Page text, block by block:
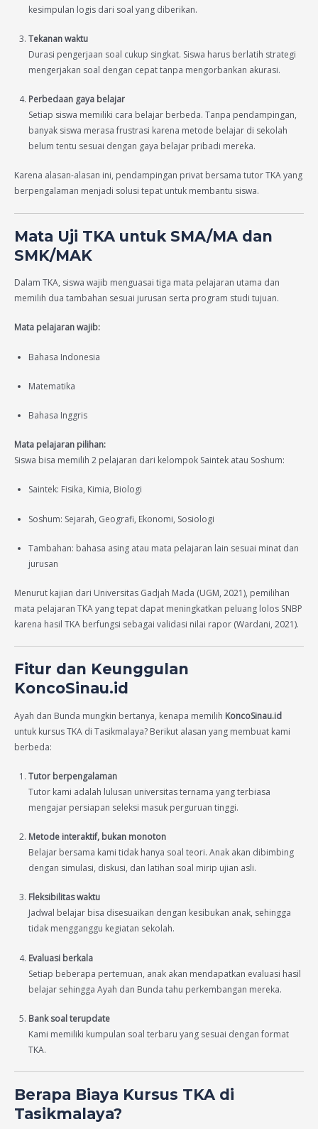
kesimpulan logis dari soal yang diberikan.
Tekanan waktu
Durasi pengerjaan soal cukup singkat. Siswa harus berlatih strategi
mengerjakan soal dengan cepat tanpa mengorbankan akurasi.
Perbedaan gaya belajar
Setiap siswa memiliki cara belajar berbeda. Tanpa pendampingan,
banyak siswa merasa frustrasi karena metode belajar di sekolah
belum tentu sesuai dengan gaya belajar pribadi mereka.
Karena alasan-alasan ini, pendampingan privat bersama tutor TKA yang
berpengalaman menjadi solusi tepat untuk membantu siswa.
Mata Uji TKA untuk SMA/MA dan
SMK/MAK
Dalam TKA, siswa wajib menguasai tiga mata pelajaran utama dan
memilih dua tambahan sesuai jurusan serta program studi tujuan.
Mata pelajaran wajib:
Bahasa Indonesia
Matematika
Bahasa Inggris
Mata pelajaran pilihan:
Siswa bisa memilih 2 pelajaran dari kelompok Saintek atau Soshum:
Saintek: Fisika, Kimia, Biologi
Soshum: Sejarah, Geografi, Ekonomi, Sosiologi
Tambahan: bahasa asing atau mata pelajaran lain sesuai minat dan
jurusan
Menurut kajian dari Universitas Gadjah Mada (UGM, 2021), pemilihan
mata pelajaran TKA yang tepat dapat meningkatkan peluang lolos SNBP
karena hasil TKA berfungsi sebagai validasi nilai rapor (Wardani, 2021).
Fitur dan Keunggulan
KoncoSinau.id
Ayah dan Bunda mungkin bertanya, kenapa memilih KoncoSinau.id
untuk kursus TKA di Tasikmalaya? Berikut alasan yang membuat kami
berbeda:
Tutor berpengalaman
Tutor kami adalah lulusan universitas ternama yang terbiasa
mengajar persiapan seleksi masuk perguruan tinggi.
Metode interaktif, bukan monoton
Belajar bersama kami tidak hanya soal teori. Anak akan dibimbing
dengan simulasi, diskusi, dan latihan soal mirip ujian asli.
Fleksibilitas waktu
Jadwal belajar bisa disesuaikan dengan kesibukan anak, sehingga
tidak mengganggu kegiatan sekolah.
Evaluasi berkala
Setiap beberapa pertemuan, anak akan mendapatkan evaluasi hasil
belajar sehingga Ayah dan Bunda tahu perkembangan mereka.
Bank soal terupdate
Kami memiliki kumpulan soal terbaru yang sesuai dengan format
TKA.
Berapa Biaya Kursus TKA di
Tasikmalaya?